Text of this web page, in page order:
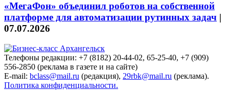
«МегаФон» объединил роботов на собственной
платформе для автоматизации рутинных задач |
07.07.2026
Телефоны редакции: +7 (8182) 20-44-02, 65-25-40, +7 (909)
556-2850 (реклама в газете и на сайте)
E-mail: bclass@mail.ru (редакция), 29rbk@mail.ru (реклама).
Политика конфиденциальности.